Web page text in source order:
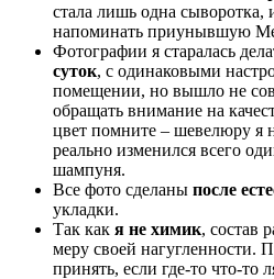
стала лишь одна сыворотка,
напоминать приунывшую
Фотографии я старалась
суток, с одинаковыми
помещении, но вышло не
обращать внимание на
цвет помните – шевелюру я
реально изменился всего
шампуня.
Все фото сделаны после
укладки.
Так как я не химик, состав
меру своей нагугленности.
принять, если где-то что-то